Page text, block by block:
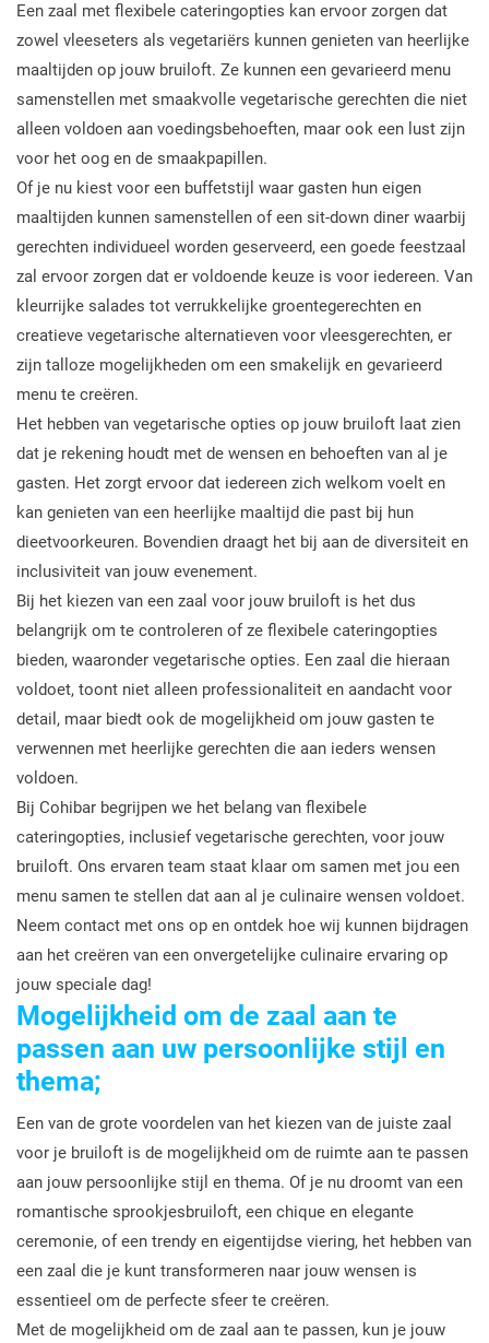
Een zaal met flexibele cateringopties kan ervoor zorgen dat
zowel vleeseters als vegetariërs kunnen genieten van heerlijke
maaltijden op jouw bruiloft. Ze kunnen een gevarieerd menu
samenstellen met smaakvolle vegetarische gerechten die niet
alleen voldoen aan voedingsbehoeften, maar ook een lust zijn
voor het oog en de smaakpapillen.
Of je nu kiest voor een buffetstijl waar gasten hun eigen
maaltijden kunnen samenstellen of een sit-down diner waarbij
gerechten individueel worden geserveerd, een goede feestzaal
zal ervoor zorgen dat er voldoende keuze is voor iedereen. Van
kleurrijke salades tot verrukkelijke groentegerechten en
creatieve vegetarische alternatieven voor vleesgerechten, er
zijn talloze mogelijkheden om een smakelijk en gevarieerd
menu te creëren.
Het hebben van vegetarische opties op jouw bruiloft laat zien
dat je rekening houdt met de wensen en behoeften van al je
gasten. Het zorgt ervoor dat iedereen zich welkom voelt en
kan genieten van een heerlijke maaltijd die past bij hun
dieetvoorkeuren. Bovendien draagt het bij aan de diversiteit en
inclusiviteit van jouw evenement.
Bij het kiezen van een zaal voor jouw bruiloft is het dus
belangrijk om te controleren of ze flexibele cateringopties
bieden, waaronder vegetarische opties. Een zaal die hieraan
voldoet, toont niet alleen professionaliteit en aandacht voor
detail, maar biedt ook de mogelijkheid om jouw gasten te
verwennen met heerlijke gerechten die aan ieders wensen
voldoen.
Bij Cohibar begrijpen we het belang van flexibele
cateringopties, inclusief vegetarische gerechten, voor jouw
bruiloft. Ons ervaren team staat klaar om samen met jou een
menu samen te stellen dat aan al je culinaire wensen voldoet.
Neem contact met ons op en ontdek hoe wij kunnen bijdragen
aan het creëren van een onvergetelijke culinaire ervaring op
jouw speciale dag!
Mogelijkheid om de zaal aan te
passen aan uw persoonlijke stijl en
thema;
Een van de grote voordelen van het kiezen van de juiste zaal
voor je bruiloft is de mogelijkheid om de ruimte aan te passen
aan jouw persoonlijke stijl en thema. Of je nu droomt van een
romantische sprookjesbruiloft, een chique en elegante
ceremonie, of een trendy en eigentijdse viering, het hebben van
een zaal die je kunt transformeren naar jouw wensen is
essentieel om de perfecte sfeer te creëren.
Met de mogelijkheid om de zaal aan te passen, kun je jouw